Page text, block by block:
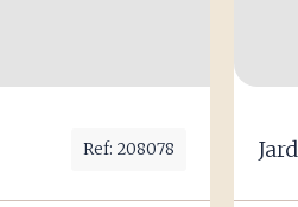
Ref: 208078